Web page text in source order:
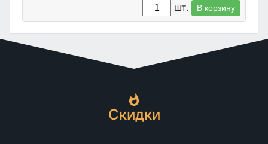
шт. В корзину
Скидки